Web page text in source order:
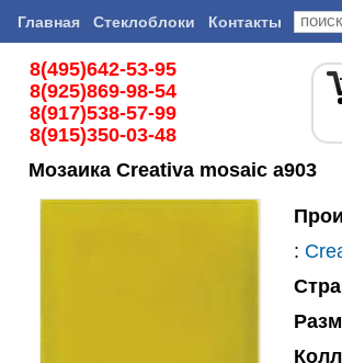
Главная Стеклоблоки Контакты
8(495)642-53-95
8(925)869-98-54
8(917)538-57-99
8(915)350-03-48
Мозаика Creativa mosaic а903
: